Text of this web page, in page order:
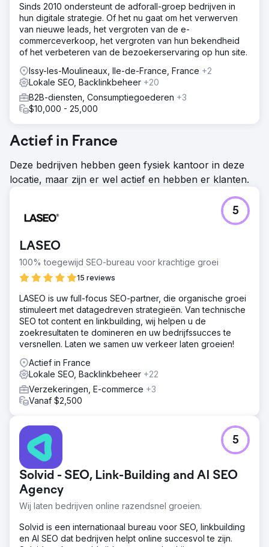
aanpasbare content had. Bovendien waren de metadata
erg slecht en was hun backlinkprofiel ook een beetje een
puinhoop, dus dit bood ons de kans om zowel hun on-
page als off-page SEO-strategie te verbeteren.
Sinds februari, toen we met deze campagne begonnen,
is het ons team gelukt om Vintage Folk te laten groeien
van 93 organische pagina 1's op Google in februari naar
506 op dit moment. Bovendien is de omzet uit organische
Naar bureaupagina
Sinds 2010 ondersteunt de adforall-groep bedrijven in
hun digitale strategie. Of het nu gaat om het verwerven
van nieuwe leads, het vergroten van de e-
commerceverkoop, het vergroten van hun bekendheid
of het verbeteren van de bezoekerservaring op hun site.
Issy-les-Moulineaux, Ile-de-France, France +2
Lokale SEO, Backlinkbeheer +20
B2B-diensten, Consumptiegoederen +3
$10,000 - 25,000
Actief in France
Deze bedrijven hebben geen fysiek kantoor in deze
locatie, maar zijn er wel actief en hebben er klanten.
LASEO
100% toegewijd SEO-bureau voor krachtige groei
15 reviews
5
LASEO is uw full-focus SEO-partner, die organische groei
stimuleert met datagedreven strategieën. Van technische
SEO tot content en linkbuilding, wij helpen u de
zoekresultaten te domineren en uw bedrijfssucces te
versnellen. Laten we samen uw verkeer laten groeien!
Actief in France
Lokale SEO, Backlinkbeheer +22
Verzekeringen, E-commerce +3
Vanaf $2,500
Solvid - SEO, Link-Building and AI SEO
Agency
Wij laten bedrijven online razendsnel groeien.
5
Solvid is een internationaal bureau voor SEO, linkbuilding
en AI SEO dat bedrijven helpt online succesvol te zijn.